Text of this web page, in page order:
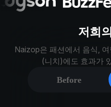
저희
Naizop은 패션에서 음식,
(니치)에도 효과가
Before